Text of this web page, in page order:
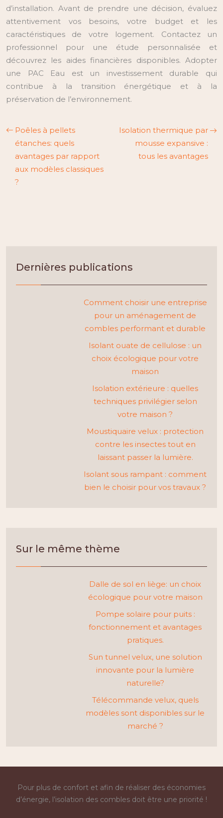
d’installation. Avant de prendre une décision, évaluez
attentivement vos besoins, votre budget et les
caractéristiques de votre logement. Contactez un
professionnel pour une étude personnalisée et
découvrez les aides financières disponibles. Adopter
une PAC Eau est un investissement durable qui
contribue à la transition énergétique et à la
préservation de l’environnement.
Poêles à pellets
étanches: quels
avantages par rapport
aux modèles classiques
?
Isolation thermique par
mousse expansive :
tous les avantages
Dernières publications
Comment choisir une entreprise
pour un aménagement de
combles performant et durable
Isolant ouate de cellulose : un
choix écologique pour votre
maison
Isolation extérieure : quelles
techniques privilégier selon
votre maison ?
Moustiquaire velux : protection
contre les insectes tout en
laissant passer la lumière.
Isolant sous rampant : comment
bien le choisir pour vos travaux ?
Sur le même thème
Dalle de sol en liège: un choix
écologique pour votre maison
Pompe solaire pour puits :
fonctionnement et avantages
pratiques.
Sun tunnel velux, une solution
innovante pour la lumière
naturelle?
Télécommande velux, quels
modèles sont disponibles sur le
marché ?
Pour plus de confort et afin de réaliser des économies
d’énergie, l’isolation des combles doit être une priorité !